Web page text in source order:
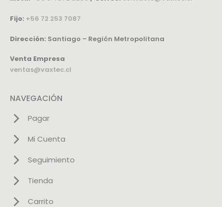
Fijo: +56 72 253 7087
Dirección: Santiago – Región Metropolitana
Venta Empresa
ventas@vaxtec.cl
NAVEGACIÓN
Pagar
Mi Cuenta
Seguimiento
Tienda
Carrito